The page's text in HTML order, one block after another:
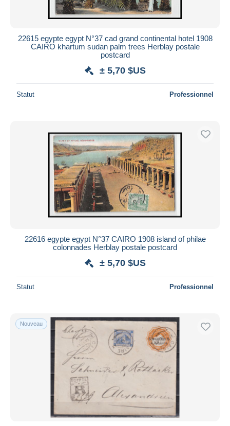
22615 egypte egypt N°37 cad grand continental hotel 1908
CAIRO khartum sudan palm trees Herblay postale
postcard
± 5,70 $US
Statut Professionnel
22616 egypte egypt N°37 CAIRO 1908 island of philae
colonnades Herblay postale postcard
± 5,70 $US
Statut Professionnel
Nouveau